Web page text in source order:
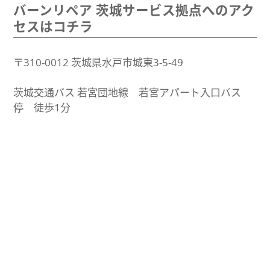
バーンリペア 茨城サービス拠点へのアク
セスはコチラ
〒310-0012 茨城県水戸市城東3-5-49
茨城交通バス 若宮団地線 若宮アパート入口バス
停 徒歩1分